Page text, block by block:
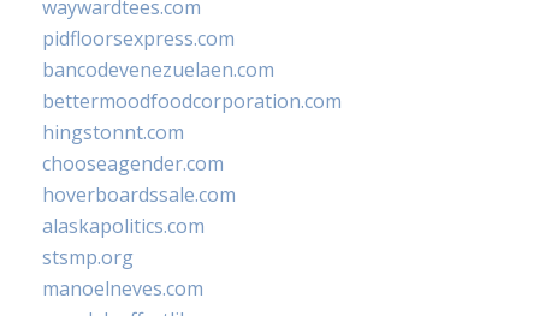
waywardtees.com
pidfloorsexpress.com
bancodevenezuelaen.com
bettermoodfoodcorporation.com
hingstonnt.com
chooseagender.com
hoverboardssale.com
alaskapolitics.com
stsmp.org
manoelneves.com